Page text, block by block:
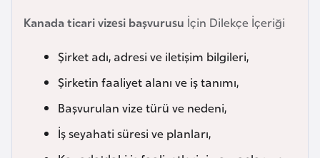
Kanada ticari vizesi başvurusu İçin Dilekçe İçeriği
Şirket adı, adresi ve iletişim bilgileri,
Şirketin faaliyet alanı ve iş tanımı,
Başvurulan vize türü ve nedeni,
İş seyahati süresi ve planları,
i